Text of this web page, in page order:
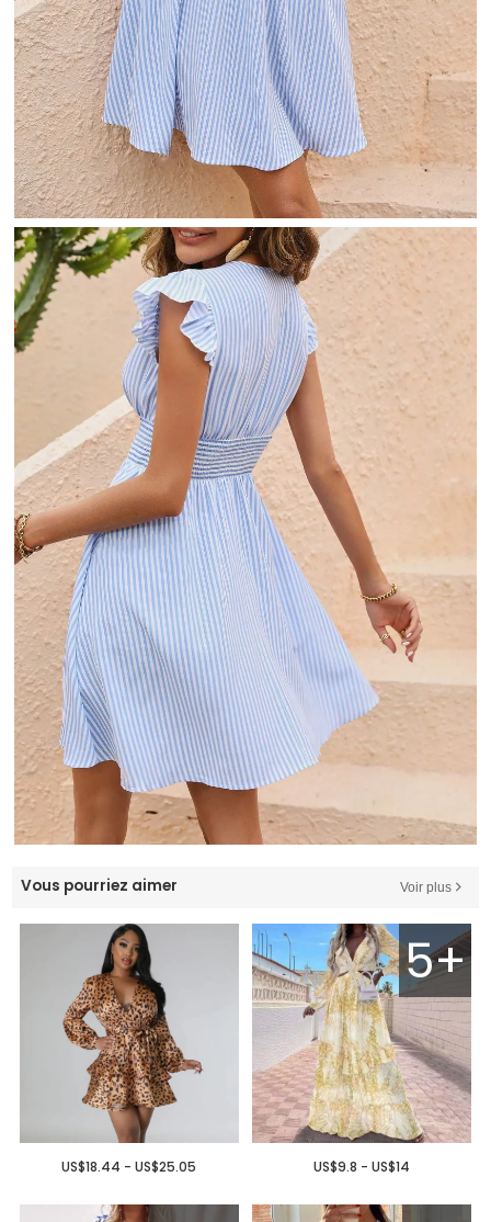
Vous pourriez aimer Voir plus
US$18.44 - US$25.05
5+
US$9.8 - US$14